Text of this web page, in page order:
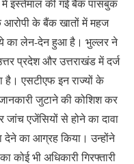
में इस्तेमाल की गई बैंक पासबुक
के बैंक खातों में महज
का लेन-देन हुआ है। भुल्लर ने
प्रदेश और उत्तराखंड में दर्ज
है। एसटीएफ इन राज्यों के
जुटाने की कोशिश कर
एजेंसियों से होने का दावा
का आग्रह किया। उन्होंने
कोई भी अधिकारी गिरफ्तारी